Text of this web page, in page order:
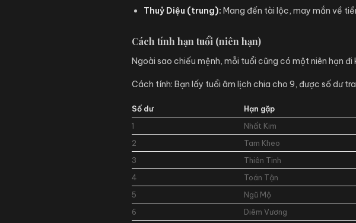
Thuỷ Diệu (trung): Mang đến tài lộc, may mắn về
Cách tính hạn tuổi (niên hạn)
Ngoài sao chiếu mệnh, mỗi tuổi cũng có một niên hạn
Cách tính: Bạn lấy tuổi âm lịch chia cho 9, được số dư
Số dư Hạn gặp
1
Nhất Kim
2
Tam Kheo
3
Thiên Tinh
4
Toán Tận
5
Ngũ Mộ
6
Diêm Vương